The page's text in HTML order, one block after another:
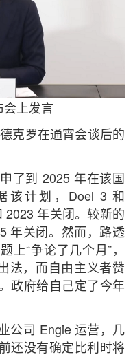
会上发言
克罗在通宵会谈后的
了到 2025 年在该国
该计划，Doel 3 和
2023 年关闭。较新的
年关闭。然而，路透
上“争论了几个月”，
法，而自由主义者赞
政府给自己定了今年
公司 Engie 运营，几
还没有确定比利时将